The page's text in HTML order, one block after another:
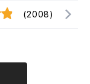
(2008)